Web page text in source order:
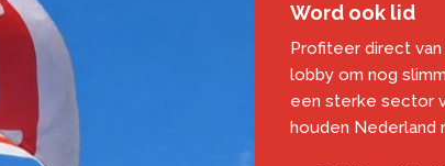
Word ook lid
Profiteer direct
lobby om nog
een sterke sector
houden Nederland